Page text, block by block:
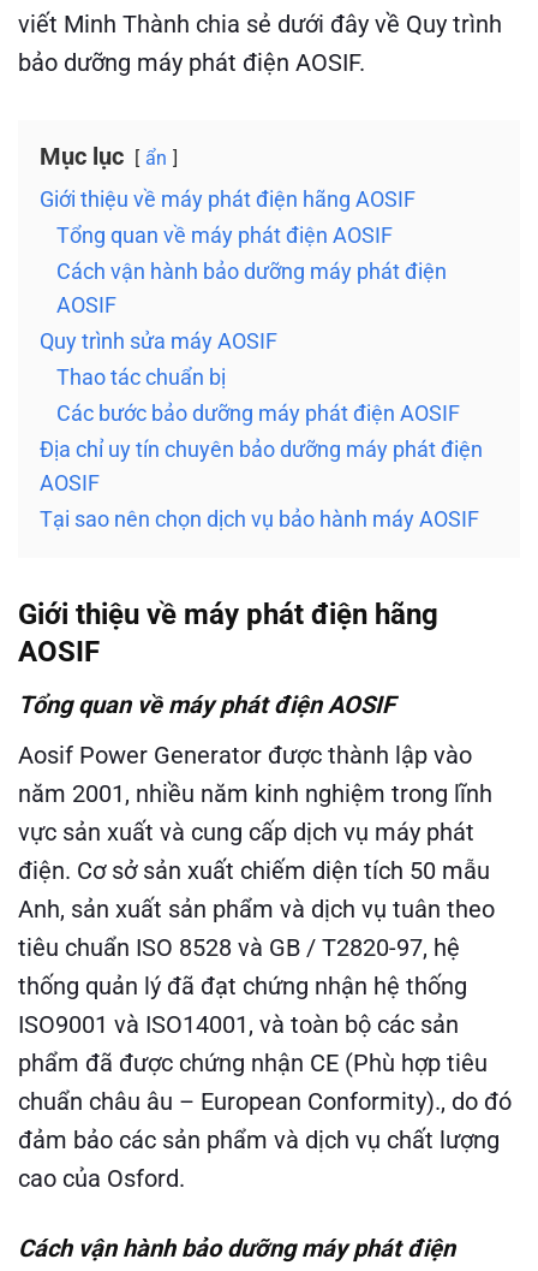
viết Minh Thành chia sẻ dưới đây về Quy trình
bảo dưỡng máy phát điện AOSIF.
Mục lục ẩn
Giới thiệu về máy phát điện hãng AOSIF
Tổng quan về máy phát điện AOSIF
Cách vận hành bảo dưỡng máy phát điện
AOSIF
Quy trình sửa máy AOSIF
Thao tác chuẩn bị
Các bước bảo dưỡng máy phát điện AOSIF
Địa chỉ uy tín chuyên bảo dưỡng máy phát điện
AOSIF
Tại sao nên chọn dịch vụ bảo hành máy AOSIF
Giới thiệu về máy phát điện hãng
AOSIF
Tổng quan về máy phát điện AOSIF
Aosif Power Generator được thành lập vào
năm 2001, nhiều năm kinh nghiệm trong lĩnh
vực sản xuất và cung cấp dịch vụ máy phát
điện. Cơ sở sản xuất chiếm diện tích 50 mẫu
Anh, sản xuất sản phẩm và dịch vụ tuân theo
tiêu chuẩn ISO 8528 và GB / T2820-97, hệ
thống quản lý đã đạt chứng nhận hệ thống
ISO9001 và ISO14001, và toàn bộ các sản
phẩm đã được chứng nhận CE (Phù hợp tiêu
chuẩn châu âu – European Conformity)., do đó
đảm bảo các sản phẩm và dịch vụ chất lượng
cao của Osford.
Cách vận hành bảo dưỡng máy phát điện